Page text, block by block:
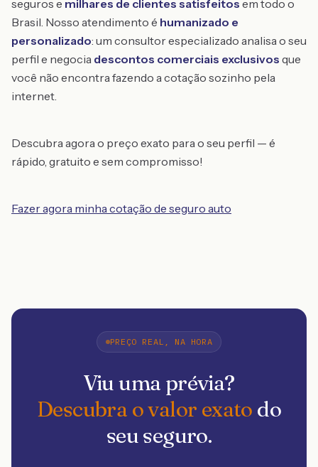
seguros e milhares de clientes satisfeitos em todo o
Brasil. Nosso atendimento é humanizado e
personalizado: um consultor especializado analisa o seu
perfil e negocia descontos comerciais exclusivos que
você não encontra fazendo a cotação sozinho pela
internet.
Descubra agora o preço exato para o seu perfil — é
rápido, gratuito e sem compromisso!
Fazer agora minha cotação de seguro auto
PREÇO REAL, NA HORA
Viu uma prévia?
Descubra o valor exato do
seu seguro.